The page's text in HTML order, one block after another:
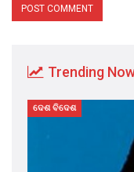
Trending
ଦେଶ ବିଦେଶ